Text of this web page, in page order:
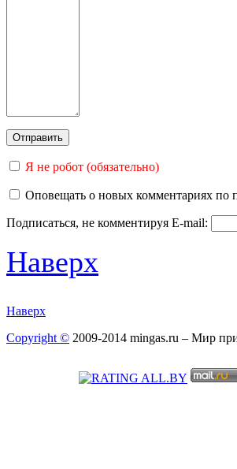
Я не робот (обязательно)
Оповещать о новых комментариях по
Подписаться, не комментируя E-mail:
Наверх
Наверх
Copyright © 2009-2014 mingas.ru – Мир